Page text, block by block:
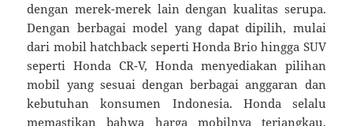
dengan merek-merek lain dengan kualitas serupa.
Dengan berbagai model yang dapat dipilih, mulai
dari mobil hatchback seperti Honda Brio hingga SUV
seperti Honda CR-V, Honda menyediakan pilihan
mobil yang sesuai dengan berbagai anggaran dan
kebutuhan konsumen Indonesia. Honda selalu
memastikan bahwa harga mobilnya terjangkau,